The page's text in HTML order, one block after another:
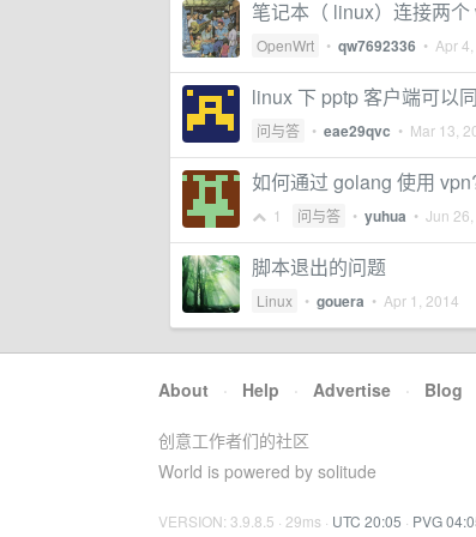
笔记本（ linux）连接两个
OpenWrt • qw7692336 • Apr
linux 下 pptp 客户端可以
问与答 • eae29qvc • Mar 13,
如何通过 golang 使用
1 问与答 • yuhua • Jun
脚本退出的问题
Linux • gouera • Apr 1, 2014
About · Help · Advertise · Blog
创意工作者们的社区
World is powered by solitude
VERSION: 3.9.8.5 · 29ms · UTC 20:05 · PVG